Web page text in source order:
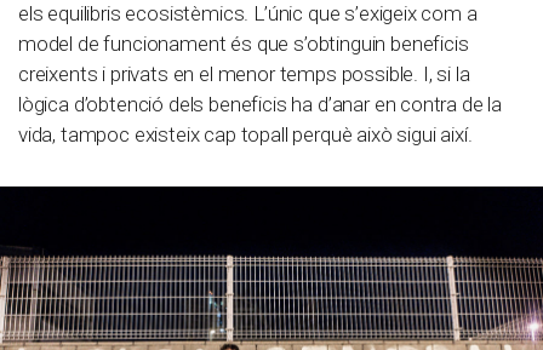
els equilibris ecosistèmics. L’únic que s’exigeix com a
model de funcionament és que s’obtinguin beneficis
creixents i privats en el menor temps possible. I, si la
lògica d’obtenció dels beneficis ha d’anar en contra de la
vida, tampoc existeix cap topall perquè això sigui així.